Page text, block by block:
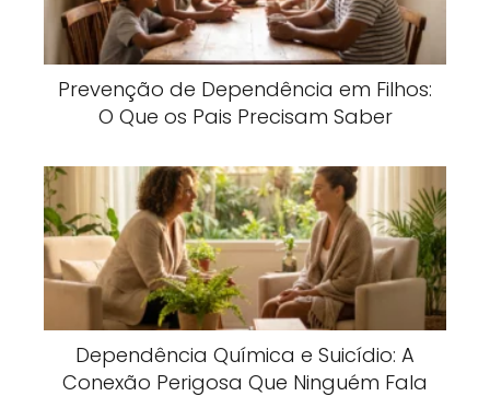
Prevenção de Dependência em Filhos:
O Que os Pais Precisam Saber
Dependência Química e Suicídio: A
Conexão Perigosa Que Ninguém Fala